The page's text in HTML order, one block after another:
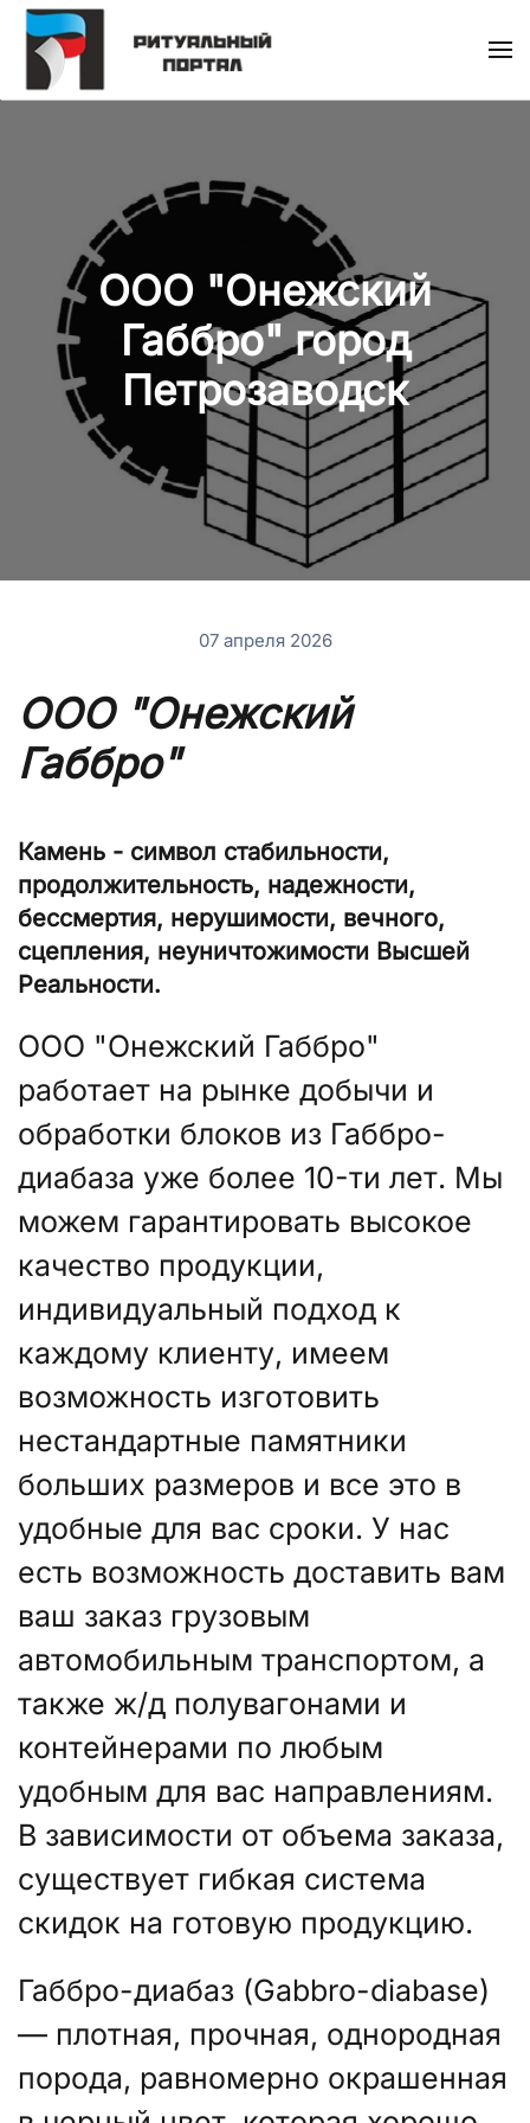
Skip
to
ООО "Онежский
Габбро" город
Петрозаводск
07 апреля 2026
ООО "Онежский
Габбро"
Камень - символ стабильности,
продолжительность, надежности,
бессмертия, нерушимости, вечного,
сцепления, неуничтожимости Высшей
Реальности.
ООО "Онежский Габбро"
работает на рынке добычи и
обработки блоков из Габбро-
диабаза уже более 10-ти лет. Мы
можем гарантировать высокое
качество продукции,
индивидуальный подход к
каждому клиенту, имеем
возможность изготовить
нестандартные памятники
больших размеров и все это в
удобные для вас сроки. У нас
есть возможность доставить вам
ваш заказ грузовым
автомобильным транспортом, а
также ж/д полувагонами и
контейнерами по любым
удобным для вас направлениям.
В зависимости от объема заказа,
существует гибкая система
скидок на готовую продукцию.
Габбро-диабаз (Gabbro-diabase)
— плотная, прочная, однородная
порода, равномерно окрашенная